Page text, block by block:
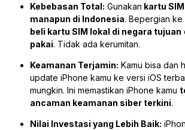
Kebebasan Total: Gunakan kartu
manapun di Indonesia. Bepergian ke
beli kartu SIM lokal di negara tujuan
pakai. Tidak ada kerumitan.
Keamanan Terjamin: Kamu bisa dan
update iPhone kamu ke versi iOS
mungkin. Ini memastikan iPhone kamu
ancaman keamanan siber terkini.
Nilai Investasi yang Lebih Baik: